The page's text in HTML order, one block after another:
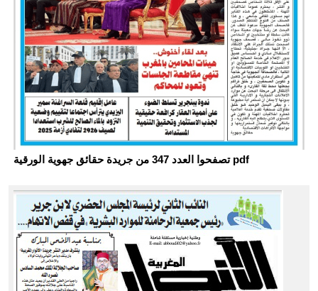
تصفحوا العدد 347 من جريدة حقائق جهوية الورقية pdf